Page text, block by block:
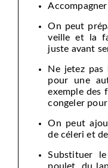
On peut
veille et la
juste avant
Ne jetez pas
pour une
exemple des
congeler
On peut
de céleri et
Substituer